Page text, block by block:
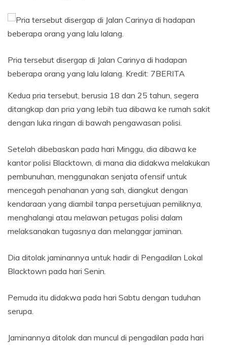
Pria tersebut disergap di Jalan Carinya di hadapan
beberapa orang yang lalu lalang. Kredit: 7BERITA
Kedua pria tersebut, berusia 18 dan 25 tahun, segera
ditangkap dan pria yang lebih tua dibawa ke rumah sakit
dengan luka ringan di bawah pengawasan polisi.
Setelah dibebaskan pada hari Minggu, dia dibawa ke
kantor polisi Blacktown, di mana dia didakwa melakukan
pembunuhan, menggunakan senjata ofensif untuk
mencegah penahanan yang sah, diangkut dengan
kendaraan yang diambil tanpa persetujuan pemiliknya,
menghalangi atau melawan petugas polisi dalam
melaksanakan tugasnya dan melanggar jaminan.
Dia ditolak jaminannya untuk hadir di Pengadilan Lokal
Blacktown pada hari Senin.
Pemuda itu didakwa pada hari Sabtu dengan tuduhan
serupa.
Jaminannya ditolak dan muncul di pengadilan pada hari